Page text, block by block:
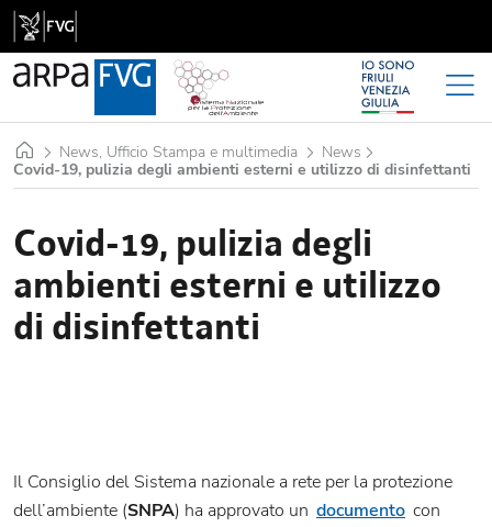
HomeNews, Ufficio Stampa e multimedia
News
Covid-19, pulizia degli ambienti esterni e utilizzo di disinfettanti
Covid-19, pulizia degli
ambienti esterni e utilizzo
di disinfettanti
Il Consiglio del Sistema nazionale a rete per la protezione
dell’ambiente (SNPA) ha approvato un documento con